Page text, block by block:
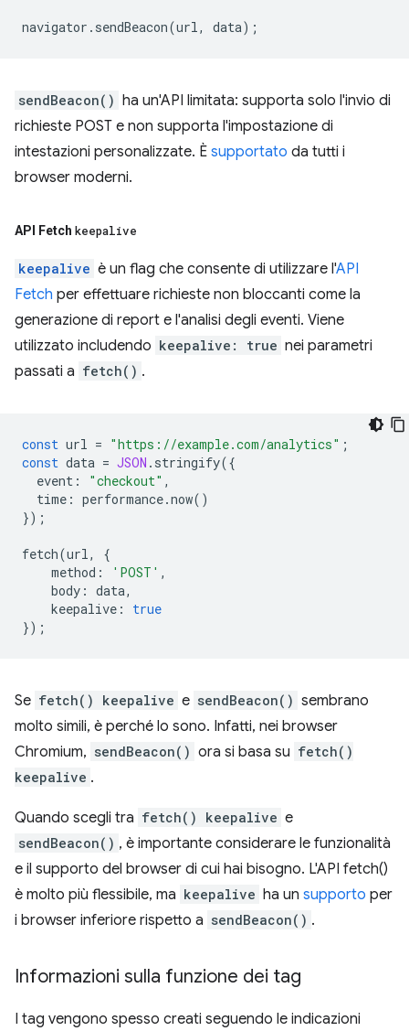
navigator . sendBeacon(url , data);
sendBeacon() ha un'API limitata: supporta solo l'invio di
richieste POST e non supporta l'impostazione di
intestazioni personalizzate. È supportato da tutti i
browser moderni.
API Fetch keepalive
keepalive è un flag che consente di utilizzare l'API
Fetch per effettuare richieste non bloccanti come la
generazione di report e l'analisi degli eventi. Viene
utilizzato includendo keepalive: true nei parametri
passati a fetch() .
const url = "https://example.com/analytics" ;
const data = JSON . stringify({
event : "checkout" ,
time : performance.now()
});
fetch(url ,
{
method : 'POST' ,
body : data,
keepalive :
true
});
Se fetch() keepalive e sendBeacon() sembrano
molto simili, è perché lo sono. Infatti, nei browser
Chromium, sendBeacon() ora si basa su fetch()
keepalive .
Quando scegli tra fetch() keepalive e
sendBeacon() , è importante considerare le funzionalità
e il supporto del browser di cui hai bisogno. L'API fetch()
è molto più flessibile, ma keepalive ha un supporto per
i browser inferiore rispetto a sendBeacon() .
Informazioni sulla funzione dei tag
I tag vengono spesso creati seguendo le indicazioni